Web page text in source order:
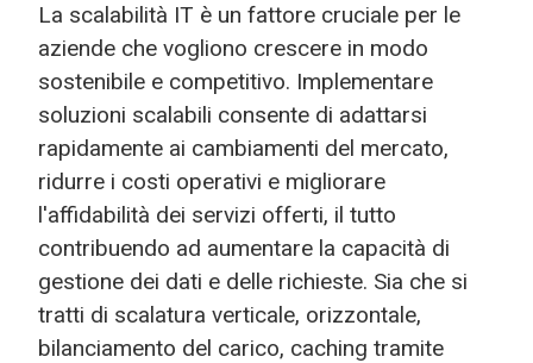
La scalabilità IT è un fattore cruciale per le
aziende che vogliono crescere in modo
sostenibile e competitivo. Implementare
soluzioni scalabili consente di adattarsi
rapidamente ai cambiamenti del mercato,
ridurre i costi operativi e migliorare
l'affidabilità dei servizi offerti, il tutto
contribuendo ad aumentare la capacità di
gestione dei dati e delle richieste. Sia che si
tratti di scalatura verticale, orizzontale,
bilanciamento del carico, caching tramite